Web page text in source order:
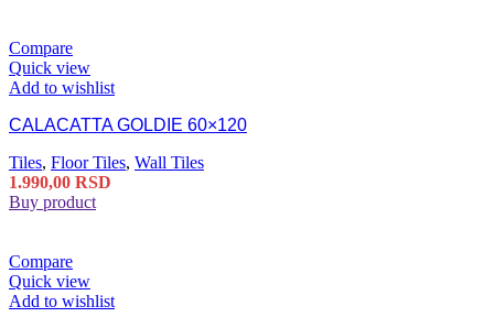
Compare
Quick view
Add to wishlist
CALACATTA GOLDIE 60×120
Tiles, Floor Tiles, Wall Tiles
1.990,00 RSD
Buy product
Compare
Quick view
Add to wishlist